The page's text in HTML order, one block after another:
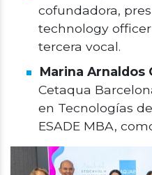
cofundadora,
technology
tercera vocal.
Marina Arnaldos
Cetaqua
en Tecnologías
ESADE MBA,